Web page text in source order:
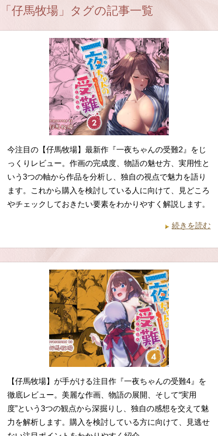
「仔馬牧場」タグの記事一覧
今注目の【仔馬牧場】最新作『一夜ちゃんの受難2』をじ
っくりレビュー。作画の完成度、物語の魅せ方、実用性と
いう3つの軸から作品を分析し、独自の視点で魅力を語り
ます。これから購入を検討している人に向けて、見どころ
やチェックしておきたい要素をわかりやすく解説します。
続きを読む
【仔馬牧場】が手がける注目作『一夜ちゃんの受難4』を
徹底レビュー。美麗な作画、物語の展開、そして“実用
度”という3つの観点から深掘りし、独自の感想を交えて魅
力を解析します。購入を検討している方に向けて、見逃せ